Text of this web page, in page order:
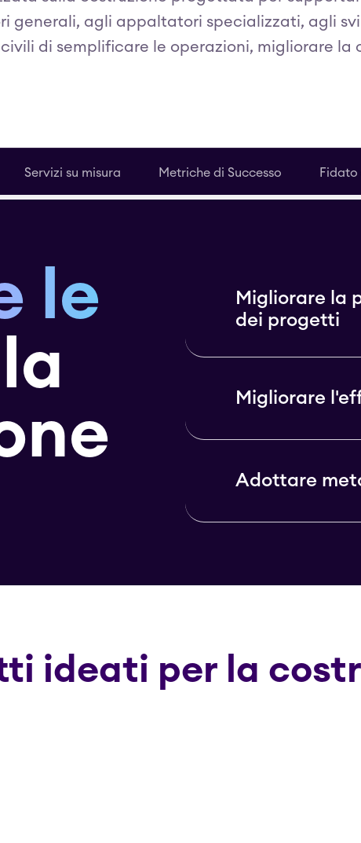
generali, agli appaltatori specializzati, agli
di semplificare le operazioni, migliorare la
Servizi su misura Metriche di Successo
le
Migliorare la
dei progetti
Migliorare
Adottare
ideati per la